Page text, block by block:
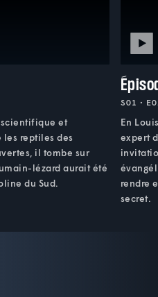
et
les reptiles des
il tombe sur
lézard aurait été
du Sud.
S01 •
En
expert
rendre
secret.